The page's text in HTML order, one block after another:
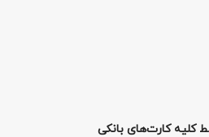
کلیه کارت‌های بانکی